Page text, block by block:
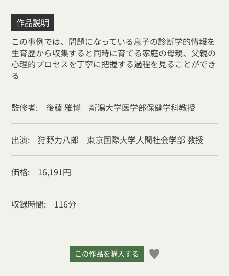
作品説明
この事例では、問題になっている息子の診断学的情報を
生育歴から収集すると同時に育てる家庭の母親、父親の
心理的プロセスを丁寧に把握する過程を見ることができ
る
監修者: 後藤 雅博 新潟大学医学部保健学科教授
出演: 狩野力八郎 東京国際大学人間社会学部 教授
価格: 16,191円
収録時間: 116分
この作品を購入する